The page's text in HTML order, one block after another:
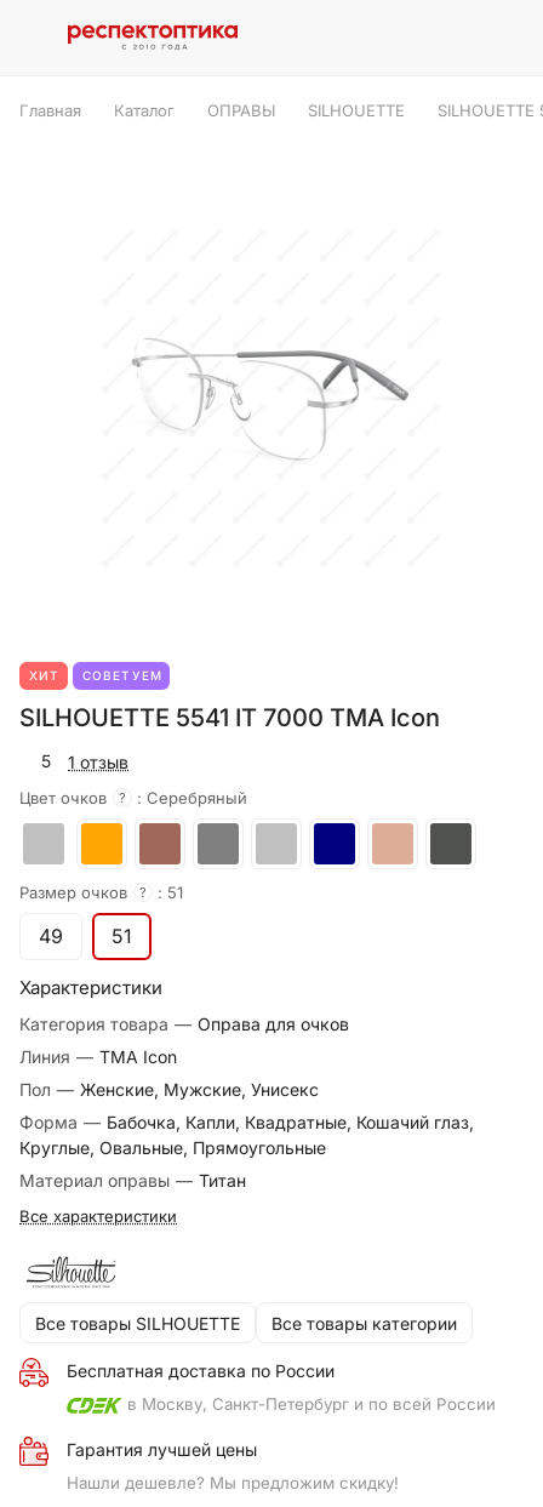
Главная Каталог ОПРАВЫ SILHOUETTE
ХИТ СОВЕТУЕМ
SILHOUETTE 5541 IT 7000 TMA Icon
5 1 отзыв
Цвет очков ? : Серебряный
Размер очков ? : 51
49 51
Характеристики
Категория товара — Оправа для очков
Линия — TMA Icon
Пол — Женские, Мужские, Унисекс
Форма — Бабочка, Капли, Квадратные, Кошачий глаз,
Круглые, Овальные, Прямоугольные
Материал оправы — Титан
Все характеристики
Все товары SILHOUETTE Все товары категории
Бесплатная доставка по России
в Москву, Санкт-Петербург и по всей России
Гарантия лучшей цены
Нашли дешевле? Мы предложим скидку!